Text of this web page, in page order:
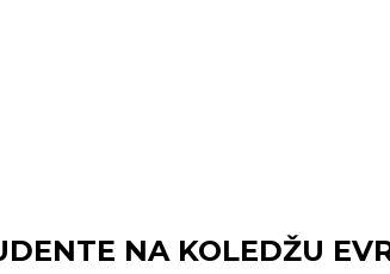
NA KOLEDŽU